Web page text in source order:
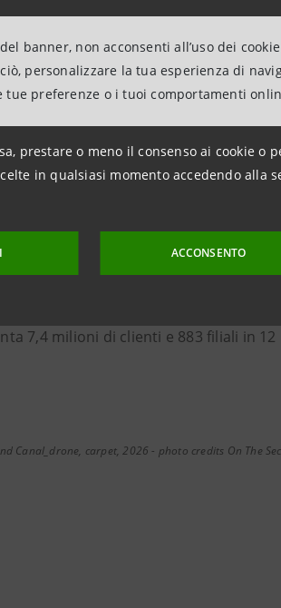
banner, non acconsenti all’uso dei
personalizzare la tua esperienza di
preferenze o i tuoi comportamenti
prestare o meno il consenso ai cookie o
in qualsiasi momento accedendo alla
ACCONSENTO
universale della Repubblica
guidata da Paola Papanicolaou .
a privati e imprese, incluse
di Moldova e migliorare
paesi del Centro-Est Europa e del
7,4 milioni di clienti e 883 filiali in 12
Canal_drone, carpet, 2026 - photo credits On The